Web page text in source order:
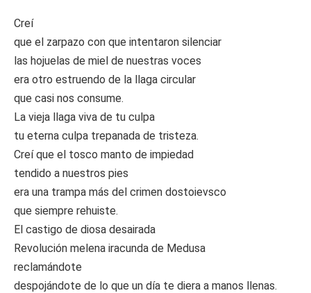
Creí
que el zarpazo con que intentaron silenciar
las hojuelas de miel de nuestras voces
era otro estruendo de la llaga circular
que casi nos consume.
La vieja llaga viva de tu culpa
tu eterna culpa trepanada de tristeza.
Creí que el tosco manto de impiedad
tendido a nuestros pies
era una trampa más del crimen dostoievsco
que siempre rehuiste.
El castigo de diosa desairada
Revolución melena iracunda de Medusa
reclamándote
despojándote de lo que un día te diera a manos llenas.